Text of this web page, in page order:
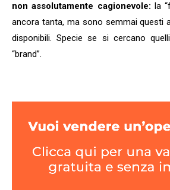
non assolutamente cagionevole: la
ancora tanta, ma sono semmai questi
disponibili. Specie se si cercano
“brand”.